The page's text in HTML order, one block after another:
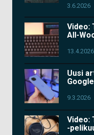
3.6.2026
Video:
All-
13.4.2026
Uusi
9.3.2026
Video:
-